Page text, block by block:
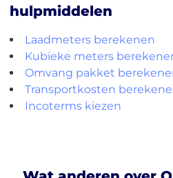
hulpmiddelen
Laadmeters berekenen
Kubieke meters
Omvang pakket
Transportkosten
Incoterms kiezen